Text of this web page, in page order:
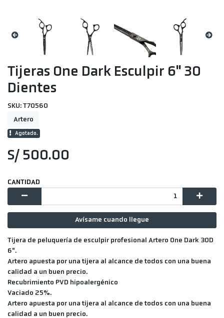
Tijeras One Dark Esculpir 6" 30
Dientes
SKU: T70560
Artero
Agotado.
S/ 500.00
CANTIDAD
Avísame cuando llegue
Tijera de peluquería de esculpir profesional Artero One Dark 30D
6".
Artero apuesta por una tijera al alcance de todos con una buena
calidad a un buen precio.
Recubrimiento PVD hipoalergénico
Vaciado 25%.
Artero apuesta por una tijera al alcance de todos con una buena
calidad a un buen precio.